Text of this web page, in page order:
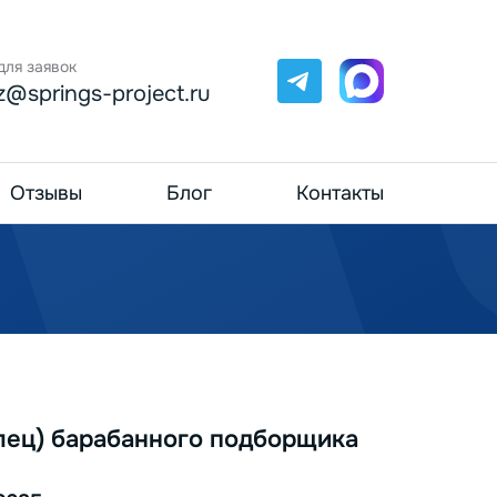
заявок
project.ru
Telegram
Отзывы Блог Контакты
барабанного подборщика